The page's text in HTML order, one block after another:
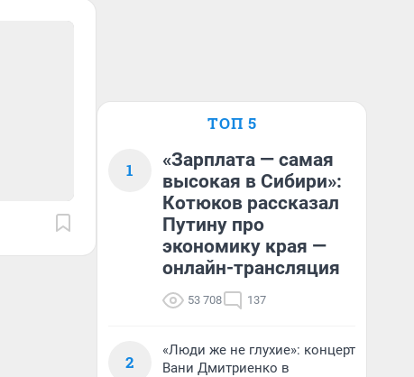
ТОП 5
1
«Зарплата — самая
высокая в Сибири»:
Котюков рассказал
Путину про
экономику края —
онлайн-трансляция
53 708 137
2
«Люди же не глухие»: концерт
Вани Дмитриенко в